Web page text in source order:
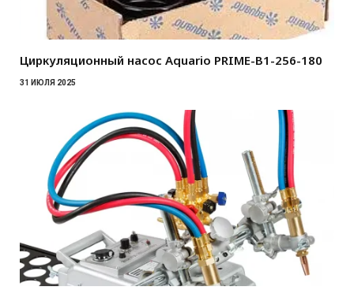
Циркуляционный насос Aquario PRIME-B1-256-180
31 ИЮЛЯ 2025